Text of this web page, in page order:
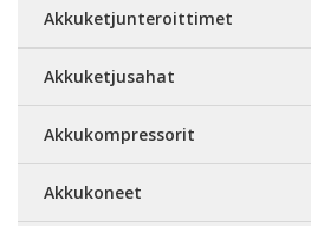
Akkuketjunteroittimet
Akkuketjusahat
Akkukompressorit
Akkukoneet